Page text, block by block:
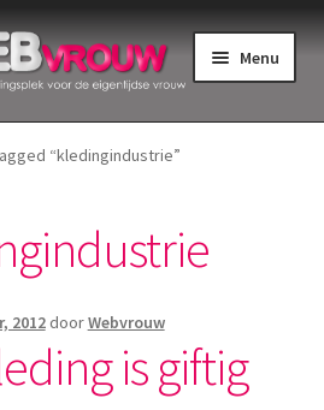
Menu
“kledingindustrie”
2012 doorWebvrouw
is giftig